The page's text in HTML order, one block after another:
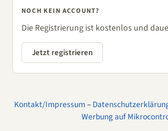
NOCH KEIN ACCOUNT?
Die Registrierung ist kostenlos und
Jetzt registrieren
Kontakt/Impressum–
Werbung auf